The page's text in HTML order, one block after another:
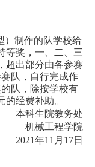
）制作的队学校给
等奖，一、二、三
超出部分由各参赛
队，自行完成作
队，除按学校有
经费补助。
本科生院教务处
机械工程学院
2021年11月17日